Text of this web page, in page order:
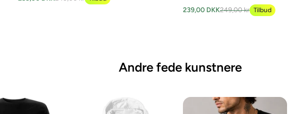
239,00 DKK249,00 kr Tilbud
Andre fede kunstnere